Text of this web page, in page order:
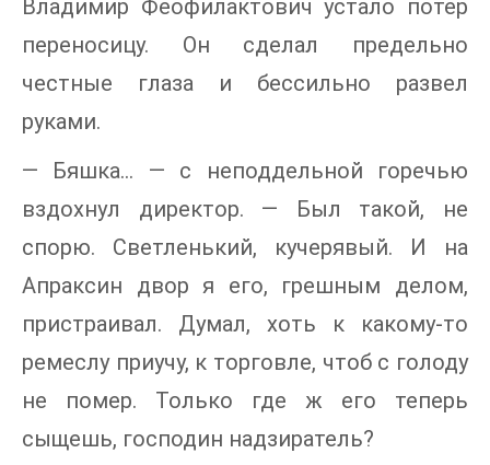
Владимир Феофилактович устало потер
переносицу. Он сделал предельно
честные глаза и бессильно развел
руками.
— Бяшка… — с неподдельной горечью
вздохнул директор. — Был такой, не
спорю. Светленький, кучерявый. И на
Апраксин двор я его, грешным делом,
пристраивал. Думал, хоть к какому-то
ремеслу приучу, к торговле, чтоб с голоду
не помер. Только где ж его теперь
сыщешь, господин надзиратель?